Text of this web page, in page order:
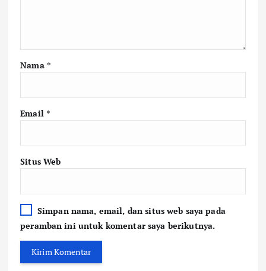
Nama *
Email *
Situs Web
Simpan nama, email, dan situs web saya pada
peramban ini untuk komentar saya berikutnya.